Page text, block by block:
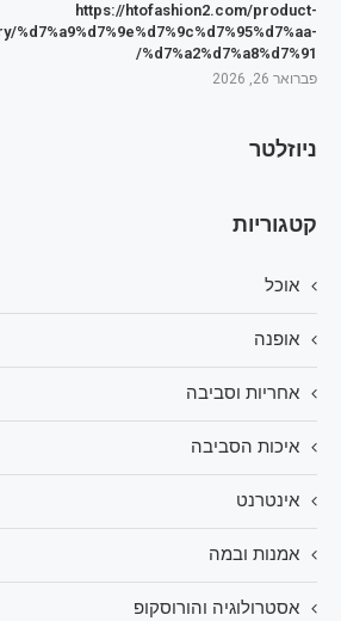
https://htofashion2.com/product-
%d7%a9%d7%9e%d7%9c%d7%95%d7%aa-
%d7%a2%d7%a8%d7%91/
פברואר 26, 2026
ניוזלטר
קטגוריות
אוכל
אופנה
אחריות וסביבה
איכות הסביבה
אינטרנט
אמנות ובמה
אסטרולוגיה והורוסקופ